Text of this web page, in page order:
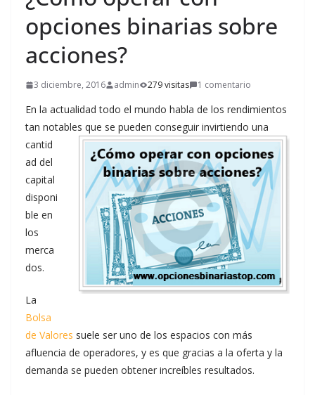
opciones binarias sobre
acciones?
3 diciembre, 2016 admin 279 visitas 1 comentario
En la actualidad todo el mundo habla de los rendimientos
tan notables que se pueden conseguir invirtiendo una
cantid
ad del
capital
disponi
ble en
los
merca
dos.
La
Bolsa
de Valores suele ser uno de los espacios con más
afluencia de operadores, y es que gracias a la oferta y la
demanda se pueden obtener increíbles resultados.